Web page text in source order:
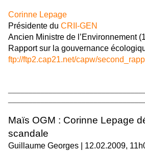
Corinne Lepage
Présidente du CRII-GEN
Ancien Ministre de l’Environnement
Rapport sur la gouvernance
ftp://ftp2.cap21.net/capw/
Maïs OGM : Corinne Lepage
scandale
Guillaume Georges | 12.02.2009,